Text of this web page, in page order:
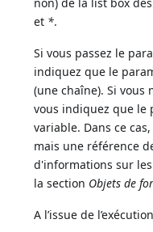
et *.
Si vous passez le
indiquez que le
(une chaîne). Si vous
vous indiquez que
variable. Dans ce
mais une référence
d'informations sur les
la section Objets de
A l’issue de